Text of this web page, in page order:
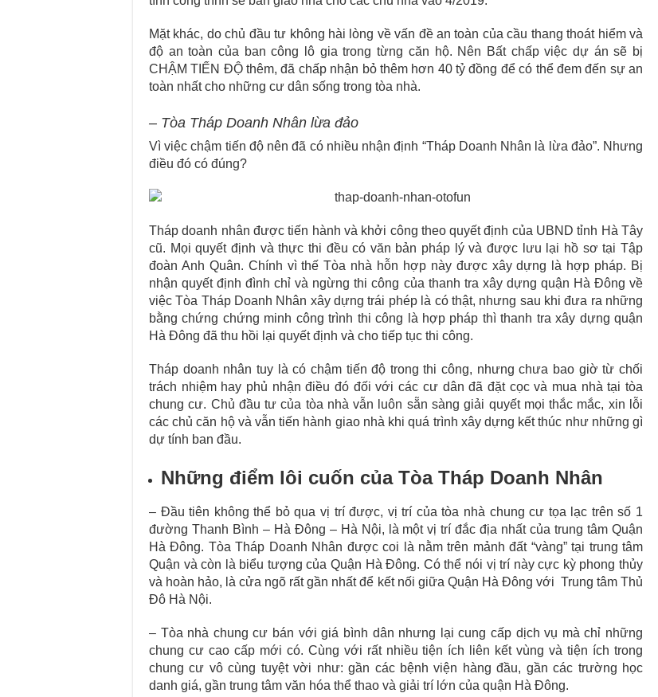
Mặt khác, do chủ đầu tư không hài lòng về vấn đề an toàn của cầu thang thoát hiểm và
độ an toàn của ban công lô gia trong từng căn hộ. Nên Bất chấp việc dự án sẽ bị
CHẬM TIẾN ĐỘ thêm, đã chấp nhận bỏ thêm hơn 40 tỷ đồng để có thể đem đến sự an
toàn nhất cho những cư dân sống trong tòa nhà.
– Tòa Tháp Doanh Nhân lừa đảo
Vì việc chậm tiến độ nên đã có nhiều nhận định “Tháp Doanh Nhân là lừa đảo”. Nhưng
điều đó có đúng?
Tháp doanh nhân được tiến hành và khởi công theo quyết định của UBND tỉnh Hà Tây
cũ. Mọi quyết định và thực thi đều có văn bản pháp lý và được lưu lại hồ sơ tại Tập
đoàn Anh Quân. Chính vì thế Tòa nhà hỗn hợp này được xây dựng là hợp pháp. Bị
nhận quyết định đình chỉ và ngừng thi công của thanh tra xây dựng quận Hà Đông về
việc Tòa Tháp Doanh Nhân xây dựng trái phép là có thật, nhưng sau khi đưa ra những
bằng chứng chứng minh công trình thi công là hợp pháp thì thanh tra xây dựng quận
Hà Đông đã thu hồi lại quyết định và cho tiếp tục thi công.
Tháp doanh nhân tuy là có chậm tiến độ trong thi công, nhưng chưa bao giờ từ chối
trách nhiệm hay phủ nhận điều đó đối với các cư dân đã đặt cọc và mua nhà tại tòa
chung cư. Chủ đầu tư của tòa nhà vẫn luôn sẵn sàng giải quyết mọi thắc mắc, xin lỗi
các chủ căn hộ và vẫn tiến hành giao nhà khi quá trình xây dựng kết thúc như những gì
dự tính ban đầu.
Những điểm lôi cuốn của Tòa Tháp Doanh Nhân
– Đầu tiên không thể bỏ qua vị trí được, vị trí của tòa nhà chung cư tọa lạc trên số 1
đường Thanh Bình – Hà Đông – Hà Nội, là một vị trí đắc địa nhất của trung tâm Quận
Hà Đông. Tòa Tháp Doanh Nhân được coi là nằm trên mảnh đất “vàng” tại trung tâm
Quận và còn là biểu tượng của Quận Hà Đông. Có thể nói vị trí này cực kỳ phong thủy
và hoàn hảo, là cửa ngõ rất gần nhất để kết nối giữa Quận Hà Đông với Trung tâm Thủ
Đô Hà Nội.
– Tòa nhà chung cư bán với giá bình dân nhưng lại cung cấp dịch vụ mà chỉ những
chung cư cao cấp mới có. Cùng với rất nhiều tiện ích liên kết vùng và tiện ích trong
chung cư vô cùng tuyệt vời như: gần các bệnh viện hàng đầu, gần các trường học
danh giá, gần trung tâm văn hóa thể thao và giải trí lớn của quận Hà Đông.